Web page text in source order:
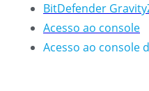
BitDefender
Acesso ao console
Acesso ao console